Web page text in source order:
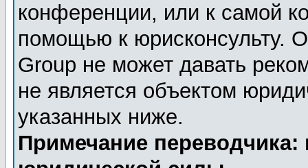
конференции, или к самой
помощью к юрисконсульту.
Group не может давать
не является объектом
указанных ниже.
Примечание